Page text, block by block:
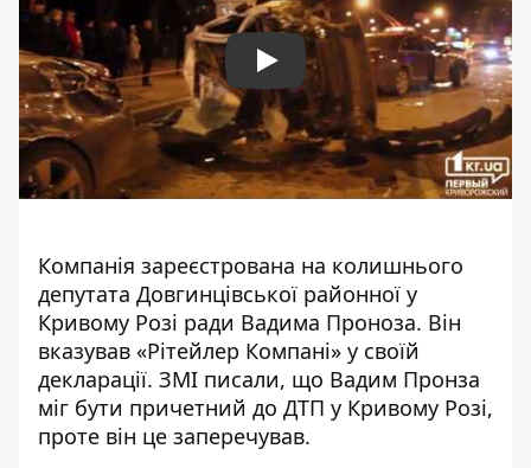
Play
Компанія зареєстрована на колишнього
депутата Довгинцівської районної у
Кривому Розі ради Вадима Проноза. Він
вказував «Рітейлер Компані» у своїй
декларації. ЗМІ писали, що Вадим Пронза
міг бути причетний до ДТП у Кривому Розі,
проте він це заперечував.